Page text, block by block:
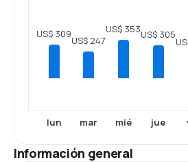
US$ 309
lun
US$ 247
mar
US$ 353
mié
US$ 305
jue
Información general